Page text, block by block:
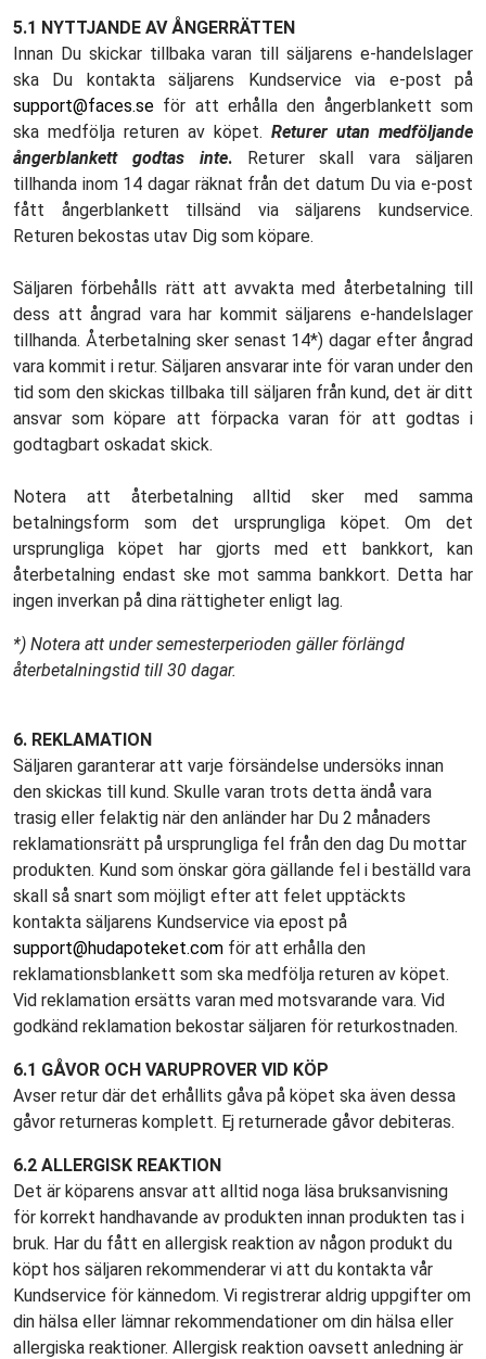
5.1 NYTTJANDE AV ÅNGERRÄTTEN
Innan Du skickar tillbaka varan till säljarens e-handelslager
ska Du kontakta säljarens Kundservice via e-post på
support@faces.se för att erhålla den ångerblankett som
ska medfölja returen av köpet. Returer utan medföljande
ångerblankett godtas inte.Returer skall vara säljaren
tillhanda inom 14 dagar räknat från det datum Du via e-post
fått ångerblankett tillsänd via säljarens kundservice.
Returen bekostas utav Dig som köpare.
Säljaren förbehålls rätt att avvakta med återbetalning till
dess att ångrad vara har kommit säljarens e-handelslager
tillhanda. Återbetalning sker senast 14*) dagar efter ångrad
vara kommit i retur. Säljaren ansvarar inte för varan under den
tid som den skickas tillbaka till säljaren från kund, det är ditt
ansvar som köpare att förpacka varan för att godtas i
godtagbart oskadat skick.
Notera att återbetalning alltid sker med samma
betalningsform som det ursprungliga köpet. Om det
ursprungliga köpet har gjorts med ett bankkort, kan
återbetalning endast ske mot samma bankkort. Detta har
ingen inverkan på dina rättigheter enligt lag.
*) Notera att under semesterperioden gäller förlängd
återbetalningstid till 30 dagar.
6. REKLAMATION
Säljaren garanterar att varje försändelse undersöks innan
den skickas till kund. Skulle varan trots detta ändå vara
trasig eller felaktig när den anländer har Du 2 månaders
reklamationsrätt på ursprungliga fel från den dag Du mottar
produkten. Kund som önskar göra gällande fel i beställd vara
skall så snart som möjligt efter att felet upptäckts
kontakta säljarens Kundservice via epost på
support@hudapoteket.com för att erhålla den
reklamationsblankett som ska medfölja returen av köpet.
Vid reklamation ersätts varan med motsvarande vara. Vid
godkänd reklamation bekostar säljaren för returkostnaden.
6.1 GÅVOR OCH VARUPROVER VID KÖP
Avser retur där det erhållits gåva på köpet ska även dessa
gåvor returneras komplett. Ej returnerade gåvor debiteras.
6.2 ALLERGISK REAKTION
Det är köparens ansvar att alltid noga läsa bruksanvisning
för korrekt handhavande av produkten innan produkten tas i
bruk. Har du fått en allergisk reaktion av någon produkt du
köpt hos säljaren rekommenderar vi att du kontakta vår
Kundservice för kännedom. Vi registrerar aldrig uppgifter om
din hälsa eller lämnar rekommendationer om din hälsa eller
allergiska reaktioner. Allergisk reaktion oavsett anledning är